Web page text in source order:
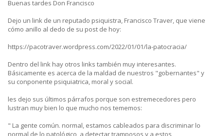
Buenas tardes Don Francisco
Dejo un link de un reputado psiquistra, Francisco Traver, que viene
cómo anillo al dedo de su post de hoy:
https://pacotraver.wordpress.com/2022/01/01/la-patocracia/
Dentro del link hay otros links también muy interesantes.
Básicamente es acerca de la maldad de nuestros "gobernantes" y
su conponente psiquiatrica, moral y social.
les dejo sus últimos párrafos porque son estremecedores pero
lustran muy bien lo que mucho nos tememos:
" La gente común. normal, estamos cableados para discriminar lo
normal de lo patológico, a detectar tramposos y a estos